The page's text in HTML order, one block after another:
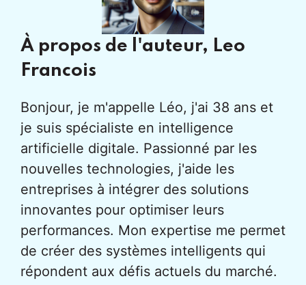
À propos de l'auteur, Leo
Francois
Bonjour, je m'appelle Léo, j'ai 38 ans et
je suis spécialiste en intelligence
artificielle digitale. Passionné par les
nouvelles technologies, j'aide les
entreprises à intégrer des solutions
innovantes pour optimiser leurs
performances. Mon expertise me permet
de créer des systèmes intelligents qui
répondent aux défis actuels du marché.